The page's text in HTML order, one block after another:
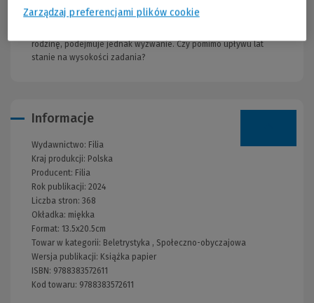
pszczół. Kiedy niespodziewanie przyjaciel zwraca się do niego z
rodzinę, podejmuje jednak wyzwanie. Czy pomimo upływu lat
stanie na wysokości zadania?
Informacje
Wydawnictwo: Filia
Kraj produkcji: Polska
Producent: Filia
Rok publikacji: 2024
Liczba stron: 368
Okładka: miękka
Format: 13.5x20.5cm
Towar w kategorii: Beletrystyka , Społeczno-obyczajowa
Wersja publikacji: Książka papier
ISBN: 9788383572611
Kod towaru: 9788383572611
Zarządzaj preferencjami plików cookie